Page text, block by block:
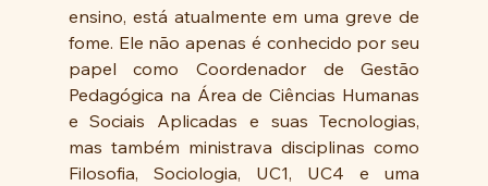
ensino, está atualmente em uma greve de
fome. Ele não apenas é conhecido por seu
papel como Coordenador de Gestão
Pedagógica na Área de Ciências Humanas
e Sociais Aplicadas e suas Tecnologias,
mas também ministrava disciplinas como
Filosofia, Sociologia, UC1, UC4 e uma